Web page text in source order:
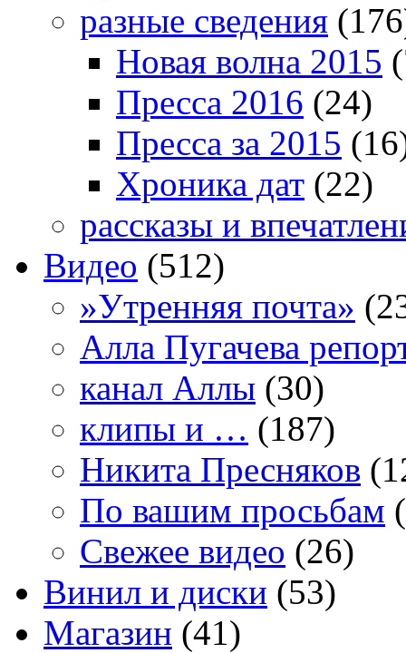
разные сведения
Новая волна 2015
Пресса 2016 (24)
Пресса за 2015
Хроника дат (22)
рассказы и
Видео (512)
»Утренняя почта»
Алла Пугачева
канал Аллы (30)
клипы и … (187)
Никита Пресняков
По вашим просьбам
Свежее видео (26)
Винил и диски (53)
Магазин (41)